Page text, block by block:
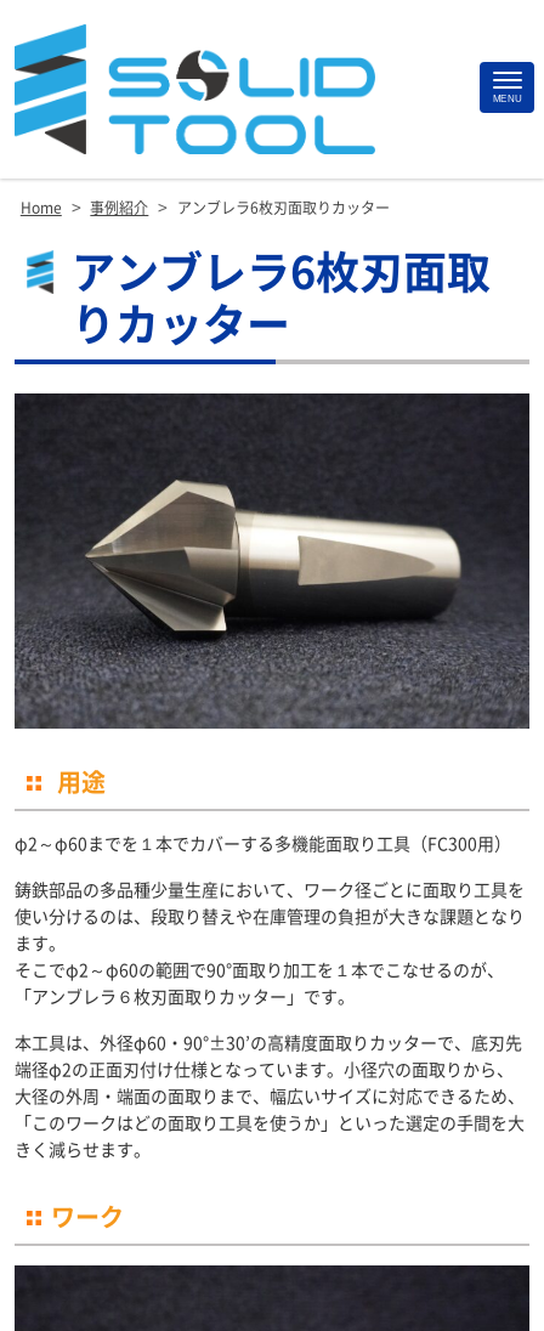
MENU
Home > 事例紹介 > アンブレラ6枚刃面取りカッター
アンブレラ6枚刃面取
りカッター
用途
φ2～φ60までを１本でカバーする多機能面取り工具（FC300用）
鋳鉄部品の多品種少量生産において、ワーク径ごとに面取り工具を
使い分けるのは、段取り替えや在庫管理の負担が大きな課題となり
ます。
そこでφ2～φ60の範囲で90°面取り加工を１本でこなせるのが、
「アンブレラ６枚刃面取りカッター」です。
本工具は、外径φ60・90°±30’の高精度面取りカッターで、底刃先
端径φ2の正面刃付け仕様となっています。小径穴の面取りから、
大径の外周・端面の面取りまで、幅広いサイズに対応できるため、
「このワークはどの面取り工具を使うか」といった選定の手間を大
きく減らせます。
ワーク
Site
Footer